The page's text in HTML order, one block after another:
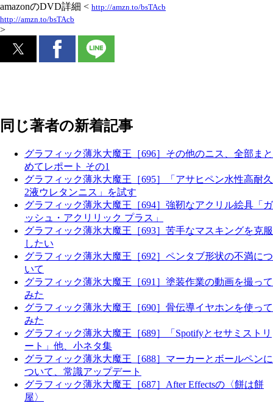
amazonのDVD詳細 < http://amzn.to/bsTAcb
http://amzn.to/bsTAcb
>
同じ著者の新着記事
グラフィック薄氷大魔王［696］その他のニス、全部まと
めてレポート その1
グラフィック薄氷大魔王［695］「アサヒペン水性高耐久
2液ウレタンニス」を試す
グラフィック薄氷大魔王［694］強靭なアクリル絵具「ガ
ッシュ・アクリリック プラス」
グラフィック薄氷大魔王［693］苦手なマスキングを克服
したい
グラフィック薄氷大魔王［692］ペンタブ形状の不満につ
いて
グラフィック薄氷大魔王［691］塗装作業の動画を撮って
みた
グラフィック薄氷大魔王［690］骨伝導イヤホンを使って
みた
グラフィック薄氷大魔王［689］「Spotifyとセサミストリ
ート」他、小ネタ集
グラフィック薄氷大魔王［688］マーカーとボールペンに
ついて、常識アップデート
グラフィック薄氷大魔王［687］After Effectsの〈餅は餅
屋〉